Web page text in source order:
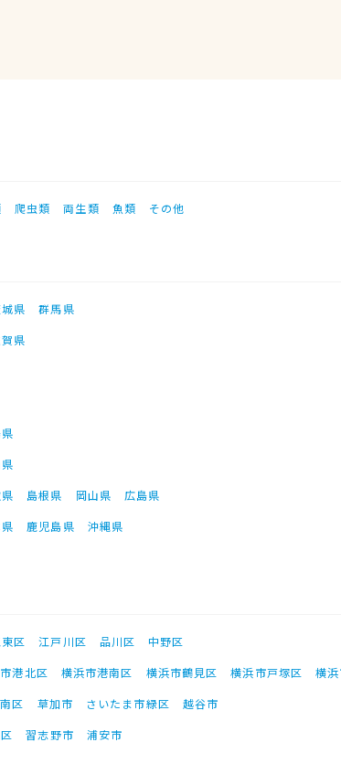
爬虫類 両生類 魚類 その他
県
群馬県
県
島根県 岡山県
広島県
鹿児島県 沖縄県
区 江戸川区 品川区
中野区
港北区 横浜市港南区 横浜市鶴見区 横浜市戸塚区
横
区 草加市 さいたま市緑区
越谷市
習志野市 浦安市